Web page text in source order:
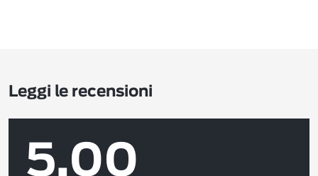
Leggi le recensioni
5.00